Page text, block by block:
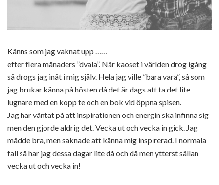
Känns som jag vaknat upp ……
efter flera månaders ”dvala”. När kaoset i världen drog igång
så drogs jag inåt i mig själv. Hela jag ville ”bara vara”, så som
jag brukar känna på hösten då det är dags att ta det lite
lugnare med en kopp te och en bok vid öppna spisen.
Jag har väntat på att inspirationen och energin ska infinna sig
men den gjorde aldrig det. Vecka ut och vecka in gick. Jag
mådde bra, men saknade att känna mig inspirerad. I normala
fall så har jag dessa dagar lite då och då men ytterst sällan
vecka ut och vecka in!